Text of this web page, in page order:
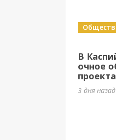
В
очное
3 дня